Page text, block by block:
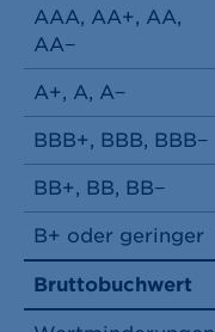
AAA, AA+, AA,
AA−
A+, A, A−
BBB+, BBB, BBB−
BB+, BB, BB−
B+ oder geringer
Bruttobuchwert